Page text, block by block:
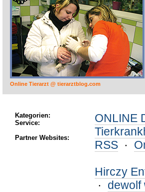
Online Tierarzt @ tierarztblog.com
Kategorien:
Service:
Partner Websites:
ONLINE
RSS ·
Hirczy
· dewolf